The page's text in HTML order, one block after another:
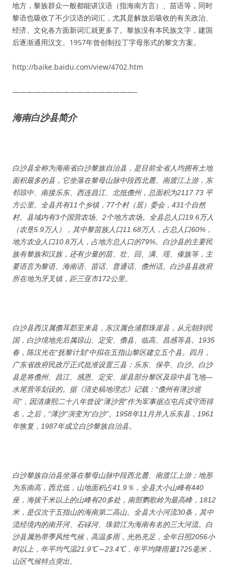
地方，黎族群众一般都能讲汉语（指海南方言）、苗语等，同时
黎语也吸收了不少汉语的词汇，尤其是解放后吸收的有关政治、
经济、文化各方面新词汇就更多了。黎族没有本民族文字，建国
后逐渐通用汉文。1957年曾创制拉丁字母形式的黎文方案。
http://baike.baidu.com/view/4702.htm
—————————————————–
海南白沙县简介
白沙县全称为海南省白沙黎族自治县，是目前全省人均拥有土地
面积最多的县，它坐落在黎母山脉中段西北麓、南渡江上游，东
邻琼中、南接乐东、西连昌江、北抵儋州，总面积为2117.73 平
方公里。全县共有11个乡镇，77个村（居）委会，431个自然
村。县域内有3个国营农场、2个地方农场。全县总人口19.6万人
（农垦5.9万人），其中黎苗族人口11.68万人，占总人口60%，
地方农业人口10.8万人，占地方总人口的79%。白沙县的主要民
族有黎族和汉族，还有少量的苗、壮、回、满、瑶、傣族等，主
要语言为黎语、海南语、苗话、普通话、儋州话。白沙县县政府
所在地为牙叉镇，距三亚市172公里。
白沙县西汉属儋耳郡至来县，东汉属合浦郡珠崖县，从元朝到民
国，白沙境地先后属琼山、定安、儋县、临高、昌感等县。1935
春，陈汉光在“抚黎计划”中拟在五指山黎区建立五个县。四月，
广东省政府民政厅正式批准设置三县：乐东、保亭、白沙。白沙
县是将儋州、昌江、感恩、定安、崖县部分黎区及琼中县飞地—
水尾营等划设的。据《清史稿地理志》记载：“儋州有薄沙巡
司”，因清康熙二十八年曾设“薄沙营”作为军事据点屯兵戍守而得
名，之后，“薄沙”演变为“白沙”。1958年11月并入乐东县，1961
年恢复，1987年成立白沙黎族自治县。
白沙黎族自治县坐落在黎母山脉中段西北麓、南渡江上游；地形
为东南高，西北低，山地面积占41.9％，全县大小山峰有440
座，海拔千米以上的山峰有20多处，南部鹦歌岭为最高峰，1812
米，是仅次于五指山的海南第二高山。全县大小河流30条，其中
流经境内的南开河、石碌河、珠碧江为海南有名的三大河流。白
沙县属热带季风性气候，高温多雨，光热充足，全年日照2056小
时以上，年平均气温21.9℃～23.4℃，年平均降雨量1725毫米，
山区气候特点突出。